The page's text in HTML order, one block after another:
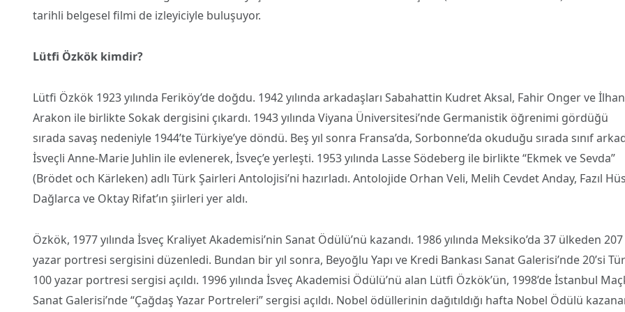
tarihli belgesel filmi de izleyiciyle buluşuyor.
Lütfi Özkök kimdir?
Lütfi Özkök 1923 yılında Feriköy’de doğdu. 1942 yılında arkadaşları Sabahattin Kudret Aksal, Fahir Onger ve İlhan
Arakon ile birlikte Sokak dergisini çıkardı. 1943 yılında Viyana Üniversitesi’nde Germanistik öğrenimi gördüğü
sırada savaş nedeniyle 1944’te Türkiye’ye döndü. Beş yıl sonra Fransa’da, Sorbonne’da okuduğu sırada sınıf
İsveçli Anne-Marie Juhlin ile evlenerek, İsveç’e yerleşti. 1953 yılında Lasse Södeberg ile birlikte “Ekmek ve Sevda”
(Brödet och Kärleken) adlı Türk Şairleri Antolojisi’ni hazırladı. Antolojide Orhan Veli, Melih Cevdet Anday, Fazıl
Dağlarca ve Oktay Rifat’ın şiirleri yer aldı.
Özkök, 1977 yılında İsveç Kraliyet Akademisi’nin Sanat Ödülü’nü kazandı. 1986 yılında Meksiko’da 37 ülkeden 207
yazar portresi sergisini düzenledi. Bundan bir yıl sonra, Beyoğlu Yapı ve Kredi Bankası Sanat Galerisi’nde 20’si
100 yazar portresi sergisi açıldı. 1996 yılında İsveç Akademisi Ödülü’nü alan Lütfi Özkök’ün, 1998’de İstanbul
Sanat Galerisi’nde “Çağdaş Yazar Portreleri” sergisi açıldı. Nobel ödüllerinin dağıtıldığı hafta Nobel Ödülü